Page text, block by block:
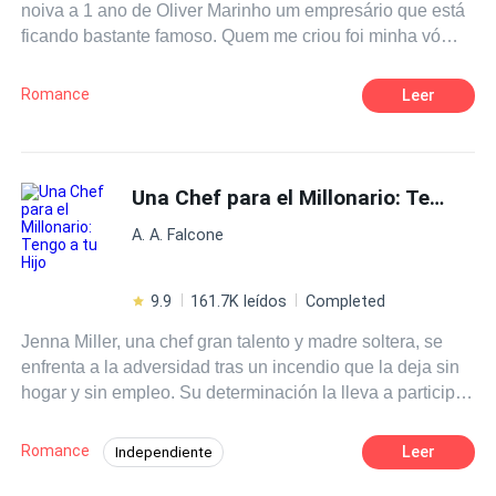
noiva a 1 ano de Oliver Marinho um empresário que está
ficando bastante famoso. Quem me criou foi minha vó
de mais nada antes dos meus 8 anos, atualmente moro
no Brasil em São Paulo. Minha família tem uma fazenda
sempre isso tem que ser mantinho em segredo, oque
pede alguns sangues derramos por aí. Atualmente alguns
russos tem me caçado por aqui, tentando me sequestrar,
mas fui muito bem treinada e até agora só tiveram
voltar a 15 anos atrás onde tudo começou...
Romance Leer
Una Chef para el Millonario: Tengo a tu Hijo
A. A. Falcone
9.9 161.7K leídos Completed
Jenna Miller, una chef gran talento y madre soltera, se
enfrenta a la adversidad tras un incendio que la deja sin
hogar y sin empleo. Su determinación la lleva a participar
ganadora, obligándola a aceptar un contrato para trabajar
en la mansión de David Whitmore, un reconocido chef y
Romance Independiente Leer